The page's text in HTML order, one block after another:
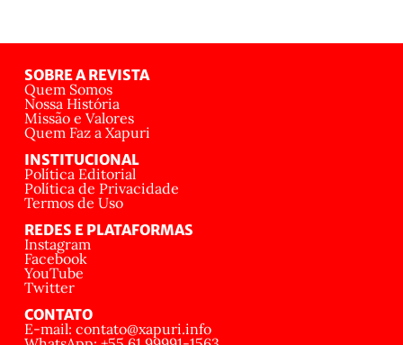
SOBRE A REVISTA
Quem Somos
Nossa História
Missão e Valores
Quem Faz a Xapuri
INSTITUCIONAL
Política Editorial
Política de Privacidade
Termos de Uso
REDES E PLATAFORMAS
Instagram
Facebook
YouTube
Twitter
CONTATO
E-mail: contato@xapuri.info